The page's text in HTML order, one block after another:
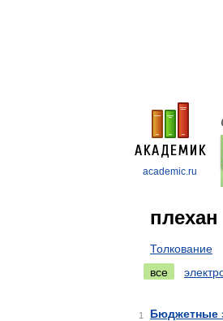
academic.ru
плехан
Толкование
все
1 Бюджетные